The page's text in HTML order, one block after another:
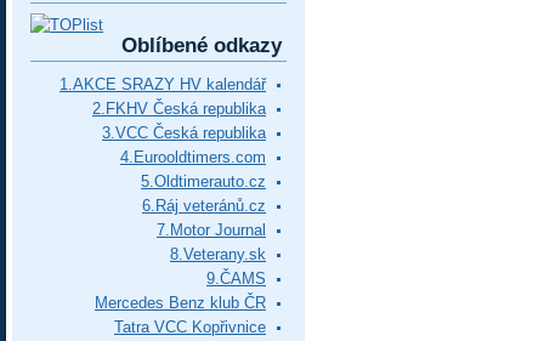
Oblíbené odkazy
1.AKCE SRAZY HV kalendář
2.FKHV Česká republika
3.VCC Česká republika
4.Eurooldtimers.com
5.Oldtimerauto.cz
6.Ráj veteránů.cz
7.Motor Journal
8.Veterany.sk
9.ČAMS
Mercedes Benz klub ČR
Tatra VCC Kopřivnice